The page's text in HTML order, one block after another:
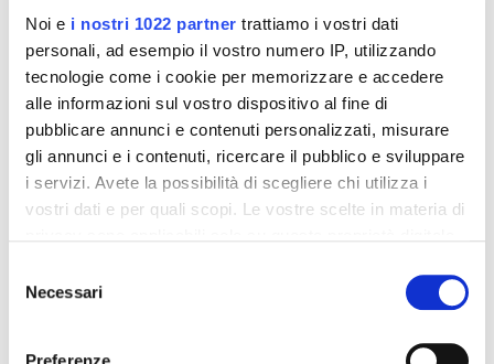
Noi e i nostri 1022 partner trattiamo i vostri dati
personali, ad esempio il vostro numero IP, utilizzando
tecnologie come i cookie per memorizzare e accedere
alle informazioni sul vostro dispositivo al fine di
pubblicare annunci e contenuti personalizzati, misurare
gli annunci e i contenuti, ricercare il pubblico e sviluppare
i servizi. Avete la possibilità di scegliere chi utilizza i
vostri dati e per quali scopi. Le vostre scelte in materia di
modificare o revocare il proprio consenso in qualsiasi
momento dalla Dichiarazione sui cookie o facendo clic
delNecessari
Preferenzebustine
-42%
Integratori per dimagrire
-42%